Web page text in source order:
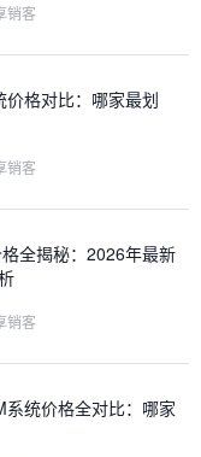
销客
格对比：哪家最划
销客
全揭秘：2026年最新
销客
统价格全对比：哪家